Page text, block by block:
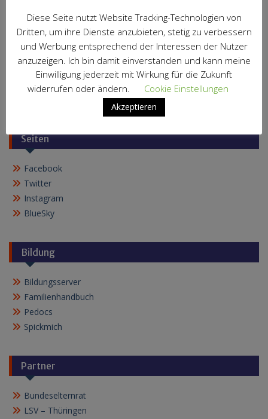
Impressum
Datenschutzerklärung
Seiten
Facebook
Twitter
Instagram
BlueSky
Bildung
Bildungsserver
Familienhandbuch
Pedocs
Spickmich
Partner
Bundeselternrat
LSV – Thüringen
Diese Seite nutzt Website Tracking-Technologien von
Dritten, um ihre Dienste anzubieten, stetig zu verbessern
und Werbung entsprechend der Interessen der Nutzer
anzuzeigen. Ich bin damit einverstanden und kann meine
Einwilligung jederzeit mit Wirkung für die Zukunft
widerrufen oder ändern.
Cookie Einstellungen
Akzeptieren